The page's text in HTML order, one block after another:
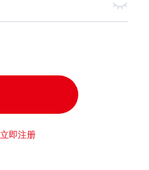
立即注册